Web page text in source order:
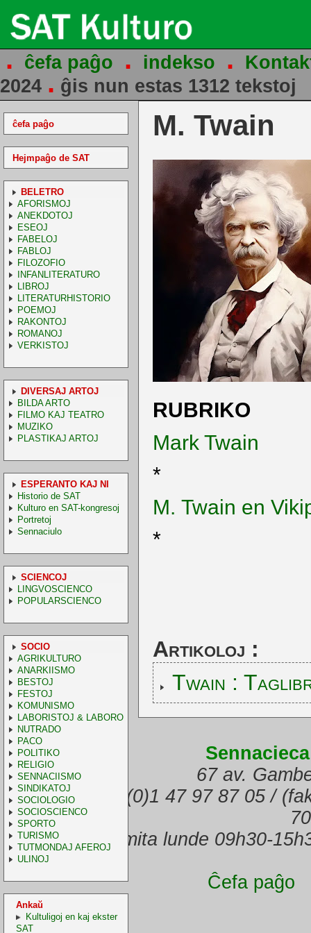
. ĉefa paĝo . indekso .
2024 . ĝis nun estas 1312 tekstoj
ĉefa paĝo
Hejmpaĝo de SAT
BELETRO
AFORISMOJ
ANEKDOTOJ
ESEOJ
FABELOJ
FABLOJ
FILOZOFIO
INFANLITERATURO
LIBROJ
LITERATURHISTORIO
POEMOJ
RAKONTOJ
ROMANOJ
VERKISTOJ
DIVERSAJ ARTOJ
BILDA ARTO
FILMO KAJ TEATRO
MUZIKO
PLASTIKAJ ARTOJ
ESPERANTO KAJ NI
Historio de SAT
Kulturo en SAT-kongresoj
Portretoj
Sennaciulo
SCIENCOJ
LINGVOSCIENCO
POPULARSCIENCO
SOCIO
AGRIKULTURO
ANARKIISMO
BESTOJ
FESTOJ
KOMUNISMO
LABORISTOJ & LABORO
NUTRADO
PACO
POLITIKO
RELIGIO
SENNACIISMO
SINDIKATOJ
SOCIOLOGIO
SOCIOSCIENCO
SPORTO
TURISMO
TUTMONDAJ AFEROJ
ULINOJ
Ankaŭ
Kultuligoj en kaj ekster
SAT
M. Twain
RUBRIKO
Mark Twain
*
M. Twain en
*
Artikoloj :
Twain :
67 av.
(telefono) +33.(0)1 47 97 87 05 /
Oficejo malfermita lunde 09h30-
Ĉefa paĝo